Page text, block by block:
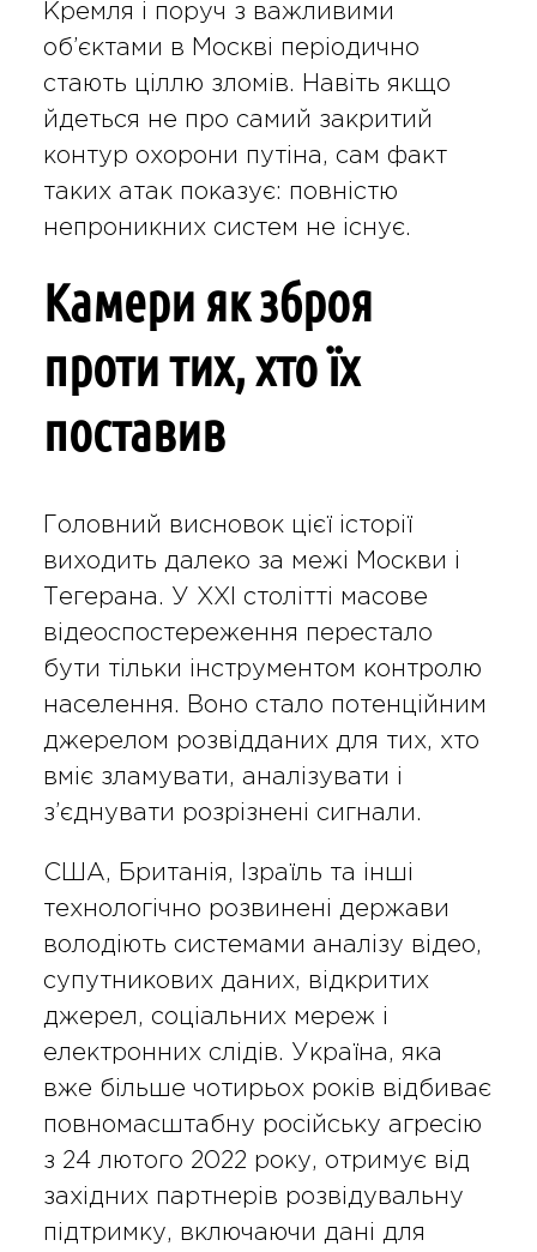
Кремля і поруч з важливими
об’єктами в Москві періодично
стають ціллю зломів. Навіть якщо
йдеться не про самий закритий
контур охорони путіна, сам факт
таких атак показує: повністю
непроникних систем не існує.
Камери як зброя
проти тих, хто їх
поставив
Головний висновок цієї історії
виходить далеко за межі Москви і
Тегерана. У XXI столітті масове
відеоспостереження перестало
бути тільки інструментом контролю
населення. Воно стало потенційним
джерелом розвідданих для тих, хто
вміє зламувати, аналізувати і
з’єднувати розрізнені сигнали.
США, Британія, Ізраїль та інші
технологічно розвинені держави
володіють системами аналізу відео,
супутникових даних, відкритих
джерел, соціальних мереж і
електронних слідів. Україна, яка
вже більше чотирьох років відбиває
повномасштабну російську агресію
з 24 лютого 2022 року, отримує від
західних партнерів розвідувальну
підтримку, включаючи дані для